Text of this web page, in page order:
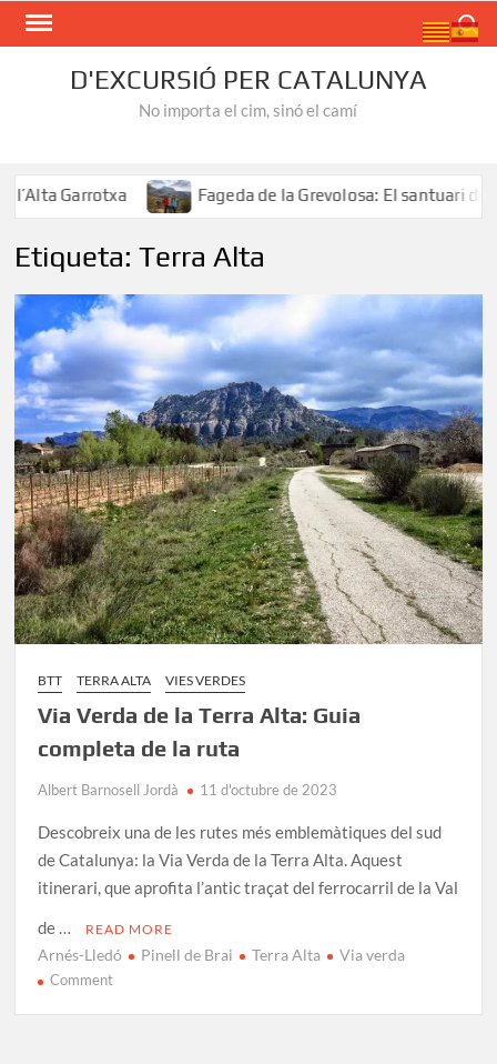
Skip
D'EXCURSIÓ PER CATALUNYA
No importa el cim, sinó el camí
Garrotxa Fageda de la Grevolosa: El santuari dels
Etiqueta:Terra Alta
BTT TERRA ALTA VIES VERDES
Via Verda de la Terra Alta: Guia
completa de la ruta
Albert Barnosell Jordà 11 d'octubre de 2023
Descobreix una de les rutes més emblemàtiques del sud
de Catalunya: la Via Verda de la Terra Alta. Aquest
itinerari, que aprofita l’antic traçat del ferrocarril de la Val
de …
READ MORE
Arnés-Lledó Pinell de Brai Terra Alta Via verda
Commenton